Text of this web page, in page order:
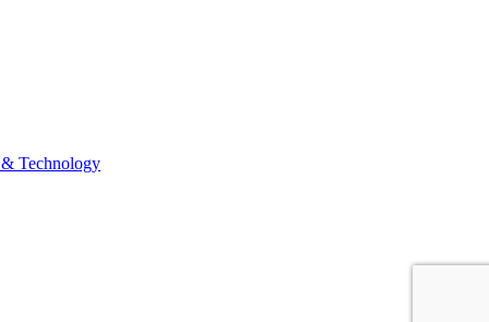
Technology